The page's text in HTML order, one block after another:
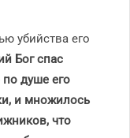
убийства его
Бог спас
душе его
и множилось
что